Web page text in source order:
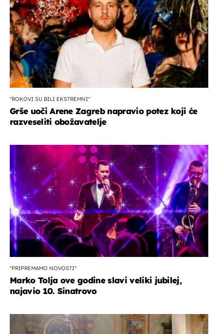
"ROKOVI SU BILI EKSTREMNI"
Grše uoči Arene Zagreb napravio potez koji će
razveseliti obožavatelje
''PRIPREMAMO NOVOSTI''
Marko Tolja ove godine slavi veliki jubilej,
najavio 10. Sinatrovo